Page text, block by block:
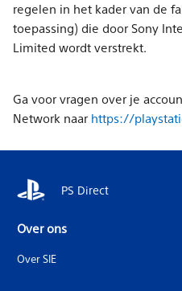
regelen in het kader van de
toepassing) die door Sony
Limited wordt verstrekt.
Ga voor vragen over je
Network naar https://
PS Direct
Over ons
Over SIE